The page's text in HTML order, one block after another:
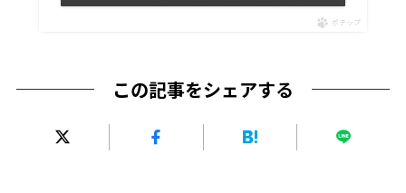
ポチップ
この記事をシェアする